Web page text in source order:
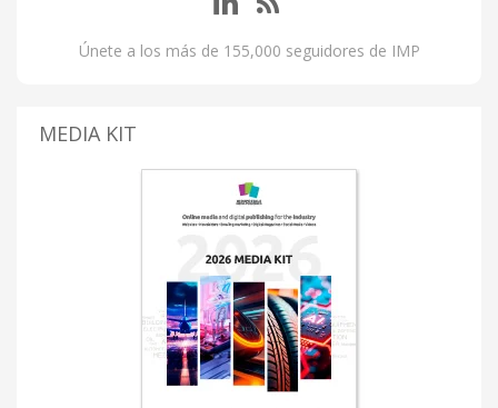
Únete a los más de 155,000 seguidores de IMP
MEDIA KIT